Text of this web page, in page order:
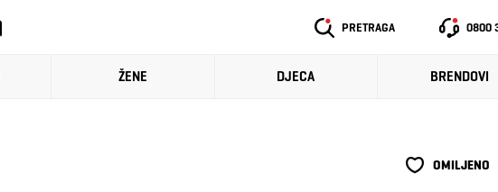
PRETRAGA 0800
ŽENE DJECA BRENDOVI
OMILJENO